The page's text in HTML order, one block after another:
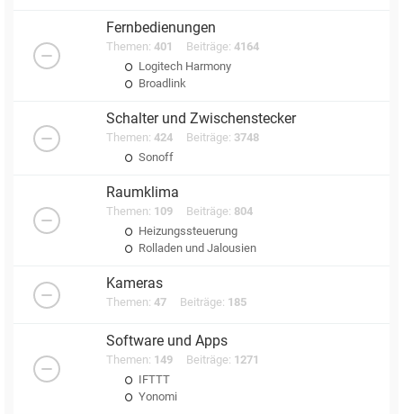
Fernbedienungen
Themen: 401 Beiträge: 4164
Logitech Harmony
Broadlink
Schalter und Zwischenstecker
Themen: 424 Beiträge: 3748
Sonoff
Raumklima
Themen: 109 Beiträge: 804
Heizungssteuerung
Rolladen und Jalousien
Kameras
Themen: 47 Beiträge: 185
Software und Apps
Themen: 149 Beiträge: 1271
IFTTT
Yonomi